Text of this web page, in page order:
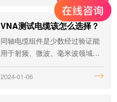
数字电视信号源，是指能够支持
多种不同电视制式的数字电视信
号源。在数字电视产业链领域，
芯片...
VNA测试电缆该怎么选择？
同轴电缆组件是少数经过验证能
用于射频、微波、毫米波领域里
可靠性解决方案的组件，应用范
围非常广泛，且同轴电缆应用种
2024-01-06